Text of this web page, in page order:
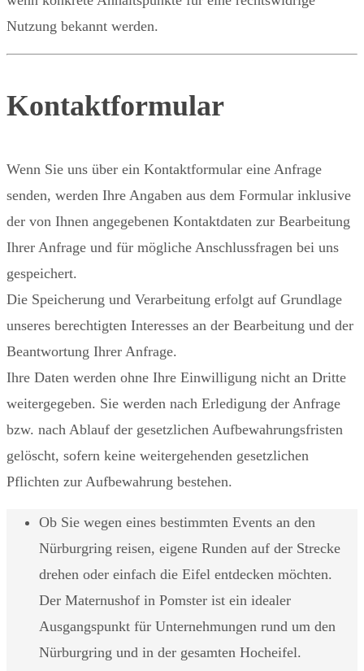
Nutzung bekannt werden.
Kontaktformular
Wenn Sie uns über ein Kontaktformular eine Anfrage
senden, werden Ihre Angaben aus dem Formular inklusive
der von Ihnen angegebenen Kontaktdaten zur Bearbeitung
Ihrer Anfrage und für mögliche Anschlussfragen bei uns
gespeichert.
Die Speicherung und Verarbeitung erfolgt auf Grundlage
unseres berechtigten Interesses an der Bearbeitung und der
Beantwortung Ihrer Anfrage.
Ihre Daten werden ohne Ihre Einwilligung nicht an Dritte
weitergegeben. Sie werden nach Erledigung der Anfrage
bzw. nach Ablauf der gesetzlichen Aufbewahrungsfristen
gelöscht, sofern keine weitergehenden gesetzlichen
Pflichten zur Aufbewahrung bestehen.
Ob Sie wegen eines bestimmten Events an den
Nürburgring reisen, eigene Runden auf der Strecke
drehen oder einfach die Eifel entdecken möchten.
Der Maternushof in Pomster ist ein idealer
Ausgangspunkt für Unternehmungen rund um den
Nürburgring und in der gesamten Hocheifel.